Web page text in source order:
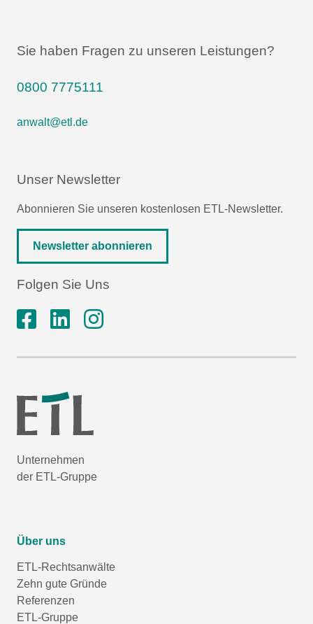
Sie haben Fragen zu unseren Leistungen?
0800 7775111
anwalt@etl.de
Unser Newsletter
Abonnieren Sie unseren kostenlosen ETL-Newsletter.
Newsletter abonnieren
Folgen Sie Uns
Unternehmen
der ETL-Gruppe
Über uns
ETL-Rechtsanwälte
Zehn gute Gründe
Referenzen
ETL-Gruppe